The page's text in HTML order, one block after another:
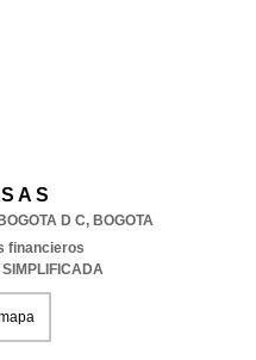
A S
BOGOTA D C, BOGOTA
financieros